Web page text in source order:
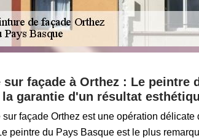
sur façade à Orthez : Le peintre
la garantie d'un résultat
sur façade Orthez est une opération délicate
peintre du Pays Basque est le plus